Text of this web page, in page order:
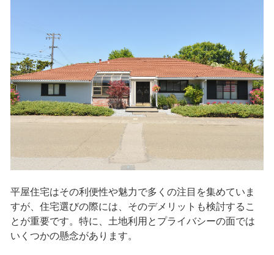
平屋住宅はその利便性や魅力で多くの注目を集めていま
すが、住宅選びの際には、そのデメリットも検討するこ
とが重要です。特に、土地利用とプライバシーの面では
いくつかの懸念があります。